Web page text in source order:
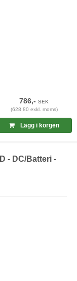
786,-SEK
(628,80 exkl. moms)
Lägg i korgen
- DC/Batteri -